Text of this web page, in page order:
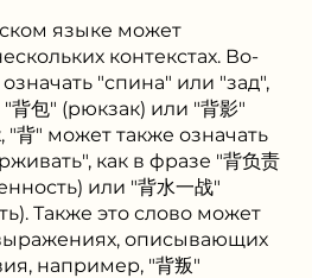
языке может
контекстах. Во-
"спина" или "зад",
包" (рюкзак) или "背影"
"背" может также означать
как в фразе "背负责
или "背水一战"
Также это слово может
описывающих
например, "背叛"